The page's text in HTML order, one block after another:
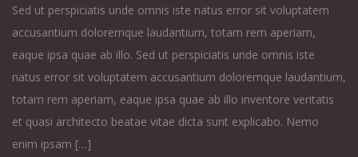
Sed ut perspiciatis unde omnis iste natus error sit voluptatem
accusantium doloremque laudantium, totam rem aperiam,
eaque ipsa quae ab illo. Sed ut perspiciatis unde omnis iste
natus error sit voluptatem accusantium doloremque laudantium,
totam rem aperiam, eaque ipsa quae ab illo inventore veritatis
et quasi architecto beatae vitae dicta sunt explicabo. Nemo
enim ipsam […]